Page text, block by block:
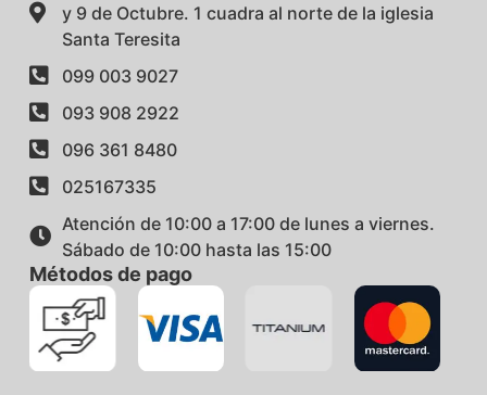
y 9 de Octubre. 1 cuadra al norte de la iglesia
Santa Teresita
099 003 9027
093 908 2922
096 361 8480
025167335
Atención de 10:00 a 17:00 de lunes a viernes.
Sábado de 10:00 hasta las 15:00
Métodos de pago